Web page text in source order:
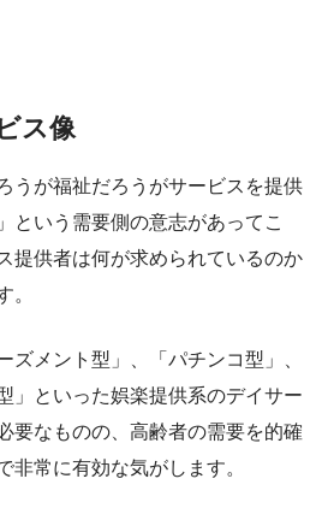
ス像
うが福祉だろうがサービスを提供
という需要側の意志があってこ
提供者は何が求められているのか
。
ズメント型」、「パチンコ型」、
」といった娯楽提供系のデイサー
要なものの、高齢者の需要を的確
非常に有効な気がします。